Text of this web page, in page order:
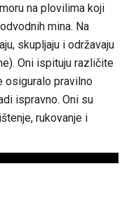
na plovilima koji
mina. Na
skupljaju i održavaju
Oni ispituju različite
osiguralo pravilno
ispravno. Oni su
rukovanje i